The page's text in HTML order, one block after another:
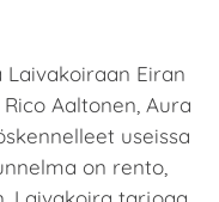
Eiran
Aaltonen, Aura
useissa
on rento,